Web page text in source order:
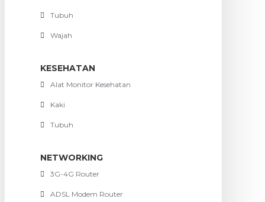
Tubuh
Wajah
KESEHATAN
Alat Monitor Kesehatan
Kaki
Tubuh
NETWORKING
3G-4G Router
ADSL Modem Router